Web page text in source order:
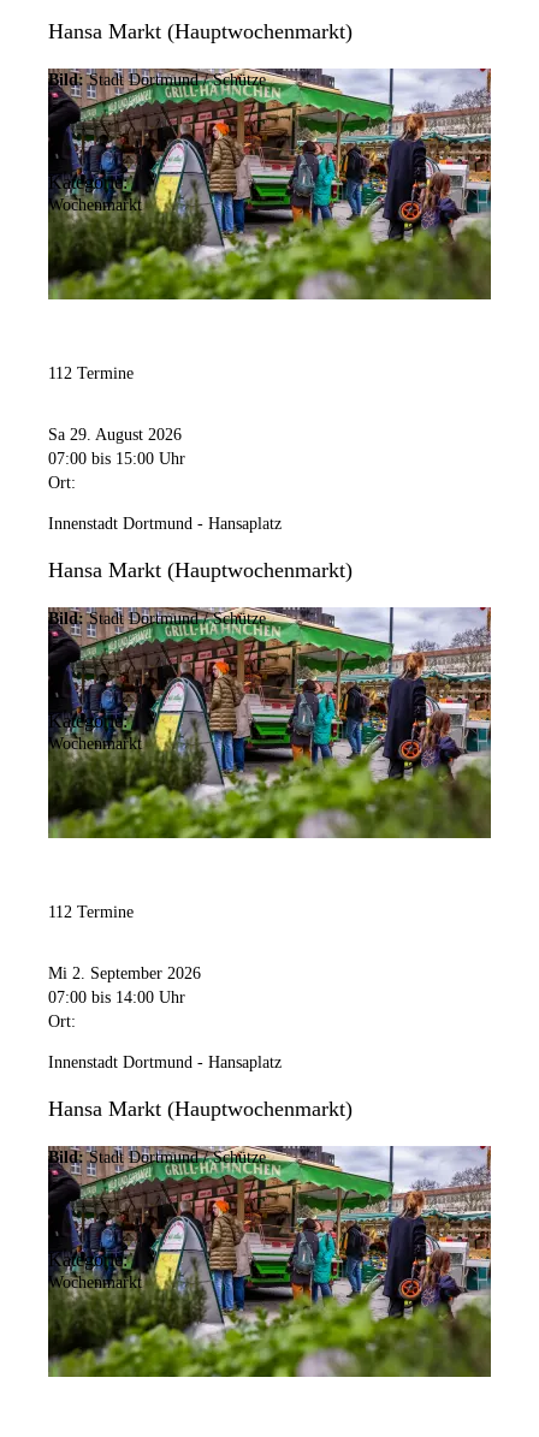
Hansa Markt (Hauptwochenmarkt)
Bild: Stadt Dortmund / Schütze
Kategorie:
Wochenmarkt
112 Termine
Sa 29. August 2026
07:00 bis 15:00 Uhr
Ort:
Innenstadt Dortmund - Hansaplatz
Hansa Markt (Hauptwochenmarkt)
Bild: Stadt Dortmund / Schütze
Kategorie:
Wochenmarkt
112 Termine
Mi 2. September 2026
07:00 bis 14:00 Uhr
Ort:
Innenstadt Dortmund - Hansaplatz
Hansa Markt (Hauptwochenmarkt)
Bild: Stadt Dortmund / Schütze
Kategorie:
Wochenmarkt